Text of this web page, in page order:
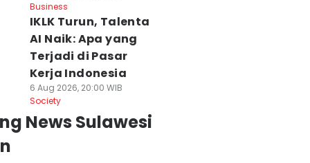
Business
IKLK Turun, Talenta
AI Naik: Apa yang
Terjadi di Pasar
Kerja Indonesia
6 Aug 2026, 20:00 WIB
Society
News Sulawesi